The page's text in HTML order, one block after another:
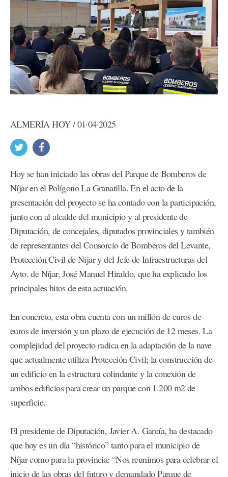
ALMERÍA HOY / 01·04·2025
Hoy se han iniciado las obras del Parque de Bomberos de
Níjar en el Polígono La Granatilla. En el acto de la
presentación del proyecto se ha contado con la participación,
junto con al alcalde del municipio y al presidente de
Diputación, de concejales, diputados provinciales y también
de representantes del Consorcio de Bomberos del Levante,
Protección Civil de Níjar y del Jefe de Infraestructuras del
Ayto. de Níjar, José Manuel Hiraldo, que ha explicado los
principales hitos de esta actuación.
En concreto, esta obra cuenta con un millón de euros de
euros de inversión y un plazo de ejecución de 12 meses. La
complejidad del proyecto radica en la adaptación de la nave
que actualmente utiliza Protección Civil; la construcción de
un edificio en la estructura colindante y la conexión de
ambos edificios para crear un parque con 1.200 m2 de
superficie.
El presidente de Diputación, Javier A. García, ha destacado
que hoy es un día “histórico” tanto para el municipio de
Níjar como para la provincia: “Nos reunimos para celebrar el
inicio de las obras del futuro y demandado Parque de